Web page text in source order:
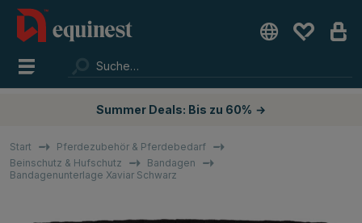
Summer Deals: Bis zu 60% →
Start
Pferdezubehör & Pferdebedarf
Beinschutz & Hufschutz
Bandagen
Bandagenunterlage Xaviar Schwarz